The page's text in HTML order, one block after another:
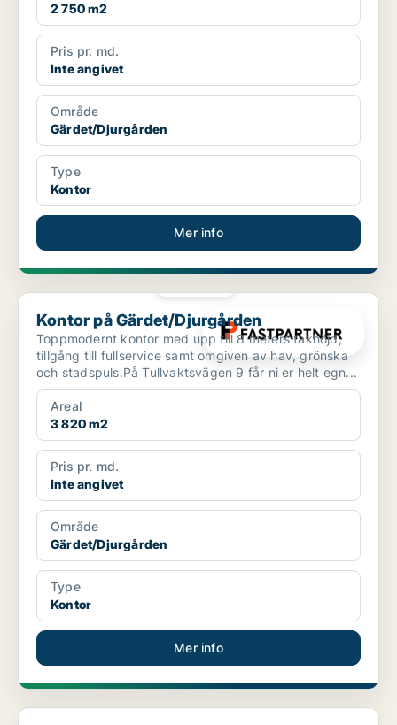
2 750 m2
Pris pr. md.
Inte angivet
Område
Gärdet/Djurgården
Type
Kontor
Mer info
Kontor på Gärdet/Djurgården
Kontor på Gärdet/Djurgården
Toppmodernt kontor med upp till 8 meters takhöjd,
tillgång till fullservice samt omgiven av hav, grönska
och stadspuls.På Tullvaktsvägen 9 får ni er helt egn...
Areal
3 820 m2
Pris pr. md.
Inte angivet
Område
Gärdet/Djurgården
Type
Kontor
Mer info
Coworking på Gärdet/Djurgården